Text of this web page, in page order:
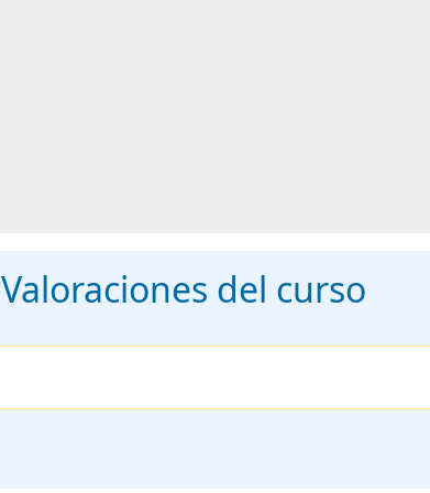
Valoraciones del curso